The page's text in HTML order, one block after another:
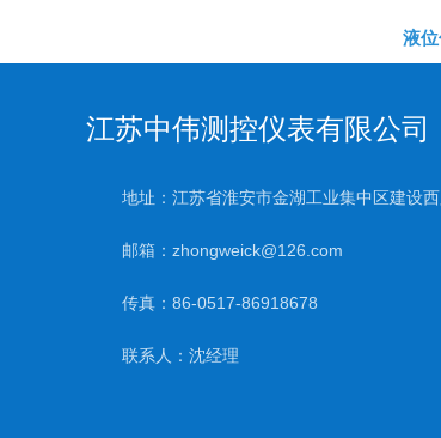
液
江苏中伟测控仪表有限公司
地址：江苏省淮安市金湖工业集中区建设
邮箱：zhongweick@126.com
传真：86-0517-86918678
联系人：沈经理